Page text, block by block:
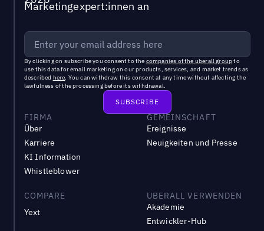
Marketingexpert:innen an
By clicking on subscribe you consent to the companies of the uberall groupto
use this data for email marketing on our products, services, and market trends as
described here. You can withdraw this consent at any time without affecting the
lawfulness of the processing before its withdrawal.
FIRMA
Über
Karriere
KI Information
Whistleblower
GEMEINSCHAFT
Ereignisse
Neuigkeiten und Presse
COMPARE
Yext
UBERALL VERWENDEN
Akademie
Entwickler-Hub